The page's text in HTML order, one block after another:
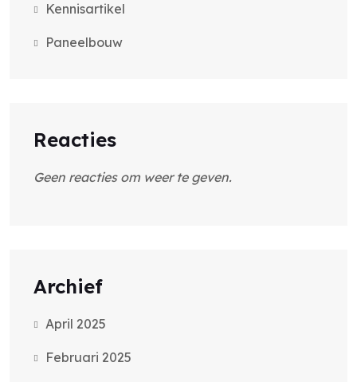
Kennisartikel
Paneelbouw
Reacties
Geen reacties om weer te geven.
Archief
April 2025
Februari 2025